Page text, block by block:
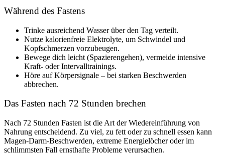
Während des Fastens
Trinke ausreichend Wasser über den Tag verteilt.
Nutze kalorienfreie Elektrolyte, um Schwindel und
Kopfschmerzen vorzubeugen.
Bewege dich leicht (Spazierengehen), vermeide intensive
Kraft- oder Intervalltrainings.
Höre auf Körpersignale – bei starken Beschwerden
abbrechen.
Das Fasten nach 72 Stunden brechen
Nach 72 Stunden Fasten ist die Art der Wiedereinführung von
Nahrung entscheidend. Zu viel, zu fett oder zu schnell essen kann
Magen-Darm-Beschwerden, extreme Energielöcher oder im
schlimmsten Fall ernsthafte Probleme verursachen.